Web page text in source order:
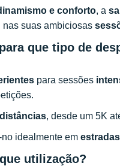
e conforto, a
suas ambiciosas
que tipo de
para sessões
, desde um 5K
idealmente em
utilização?